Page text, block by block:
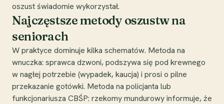
oszust świadomie wykorzystał.
Najczęstsze metody oszustw na
seniorach
W praktyce dominuje kilka schematów. Metoda na
wnuczka: sprawca dzwoni, podszywa się pod krewnego
w nagłej potrzebie (wypadek, kaucja) i prosi o pilne
przekazanie gotówki. Metoda na policjanta lub
funkcjonariusza CBŚP: rzekomy mundurowy informuje, że